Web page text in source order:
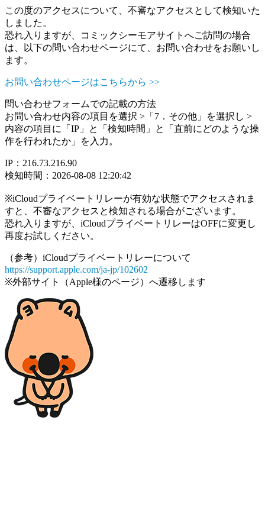
この度のアクセスについて、不審なアクセスとして検知いた
しました。
恐れ入りますが、コミックシーモアサイトへご訪問の場合
は、以下の問い合わせページにて、お問い合わせをお願いし
ます。
お問い合わせページはこちらから >>
問い合わせフォームでの記載の方法
お問い合わせ内容の項目を選択 >「7．その他」を選択し >
内容の項目に「IP」と「検知時間」と「直前にどのような操
作を行われたか」を入力。
IP：216.73.216.90
検知時間：2026-08-08 12:20:42
※iCloudプライベートリレーが有効な状態でアクセスされま
すと、不審なアクセスと検知される場合がございます。
恐れ入りますが、iCloudプライベートリレーはOFFに変更し
再度お試しください。
（参考）iCloudプライベートリレーについて
https://support.apple.com/ja-jp/102602
※外部サイト（Apple様のページ）へ遷移します